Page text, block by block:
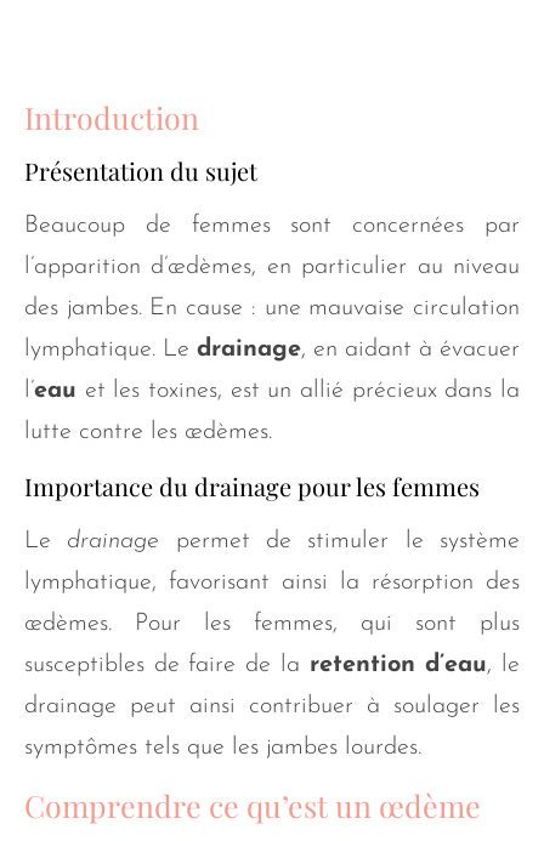
Introduction
Présentation du sujet
Beaucoup de femmes sont concernées par
l’apparition d’œdèmes, en particulier au niveau
des jambes. En cause : une mauvaise circulation
lymphatique. Le drainage, en aidant à évacuer
l’eau et les toxines, est un allié précieux dans la
lutte contre les œdèmes.
Importance du drainage pour les femmes
Le drainage permet de stimuler le système
lymphatique, favorisant ainsi la résorption des
œdèmes. Pour les femmes, qui sont plus
susceptibles de faire de la retention d’eau, le
drainage peut ainsi contribuer à soulager les
symptômes tels que les jambes lourdes.
Comprendre ce qu’est un œdème